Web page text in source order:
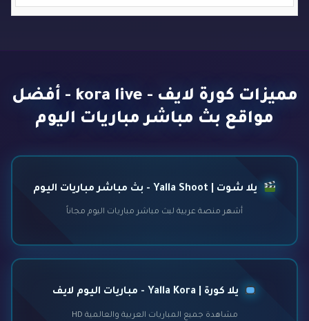
مميزات كورة لايف - kora live - أفضل
مواقع بث مباشر مباريات اليوم
يلا شوت | Yalla Shoot - بث مباشر مباريات اليوم
أشهر منصة عربية لبث مباشر مباريات اليوم مجاناً
يلا كورة | Yalla Kora - مباريات اليوم لايف
مشاهدة جميع المباريات العربية والعالمية HD